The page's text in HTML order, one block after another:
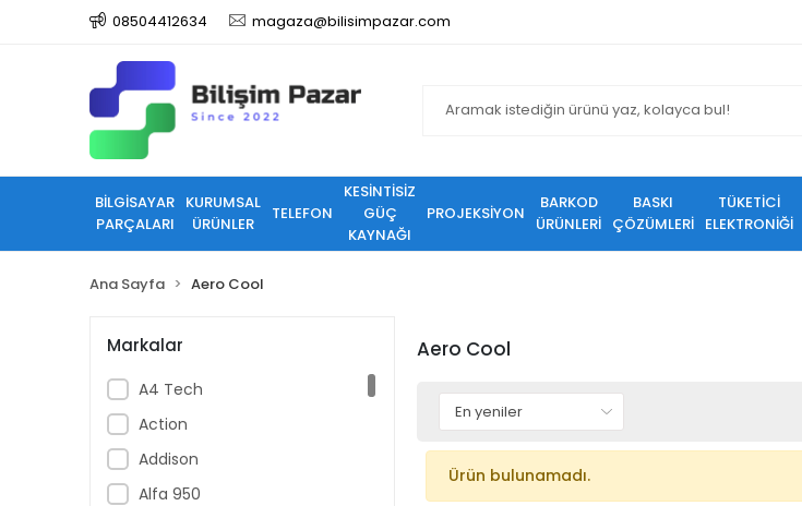
08504412634 magaza@bilisimpazar.com
BİLGİSAYAR
PARÇALARI
KURUMSAL
ÜRÜNLER
TELEFON
KESİNTİSİZ
GÜÇ
KAYNAĞI
PROJEKSİYON
BARKOD
ÜRÜNLERİ
BASKI
ÇÖZÜMLERİ
TÜKETİCİ
ELEKTRONİĞİ
Ana Sayfa Aero Cool
Markalar
A4 Tech
Action
Addison
Alfa 950
Aero Cool
Ürün bulunamadı.